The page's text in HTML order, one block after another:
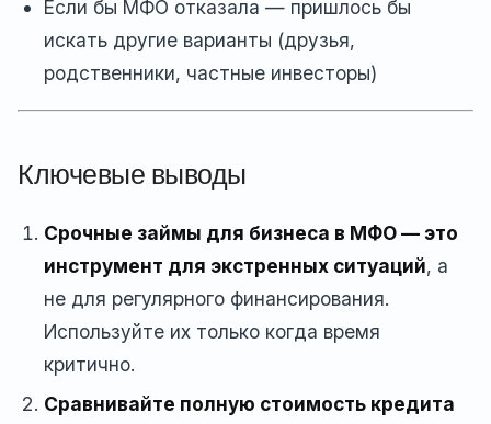
Если бы МФО отказала — пришлось бы
искать другие варианты (друзья,
родственники, частные инвесторы)
Ключевые выводы
Срочные займы для бизнеса в МФО — это
инструмент для экстренных ситуаций, а
не для регулярного финансирования.
Используйте их только когда время
критично.
Сравнивайте полную стоимость кредита